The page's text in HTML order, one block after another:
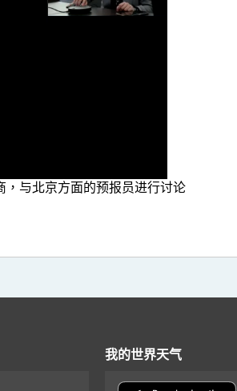
，与北京方面的预报员进行讨论
我的世界天气